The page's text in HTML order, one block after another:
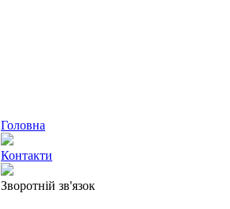
Головна
Контакти
Зворотній зв'язок